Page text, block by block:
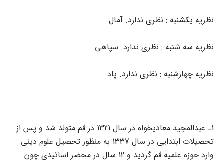
نظریه یکشنبه : نظرى ندارد. آمال
نظریه سه شنبه : نظرى ندارد. سپاهى
نظریه چهارشنبه : نظرى ندارد. پاد
1ـ عبدالمجید معادیخواه در سال 1321 در قم متولد شد و پس از
تحصیلات ابتدایى در سال 1337 به منظور تحصیل علوم دینى
وارد حوزه علمیه قم گردید و 12 سال در محضر اساتیدى چون